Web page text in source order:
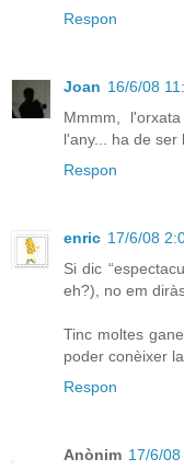
Respon
Joan 16/6/08
Mmmm,
l'any... ha de ser
Respon
enric 17/6/08
Si dic
eh?), no em
Tinc moltes
poder conèixer
Respon
Anònim 17/6/08